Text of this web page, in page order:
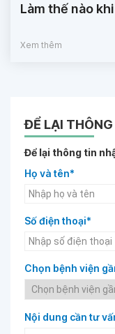
Làm thế nào
Xem thêm
ĐỂ LẠI
Để lại thông tin
Họ và tên*
Số điện thoại*
Chọn bệnh viện
Nội dung cần tư